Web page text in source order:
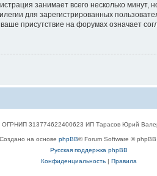
занимает всего несколько
для зарегистрированных
присутствие на форумах означает
ОГРНИП 313774622400623 ИП Тарасов Юрий
Создано на основеphpBB® Forum Software © phpBB
Русская поддержка phpBB
Конфиденциальность |Правила